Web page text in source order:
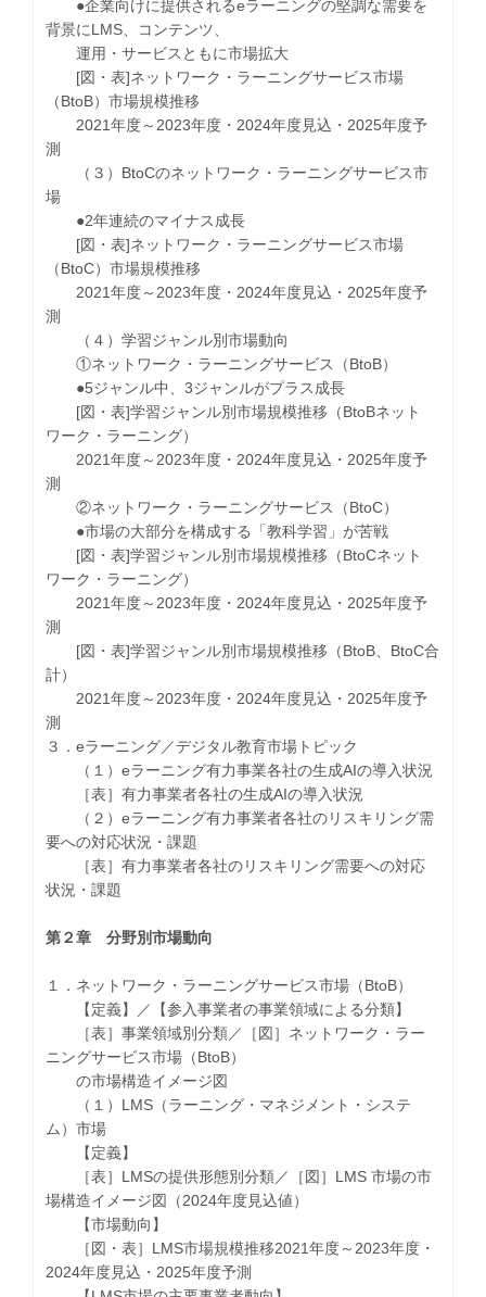
●企業向けに提供されるeラーニングの堅調な需要を
背景にLMS、コンテンツ、
運用・サービスともに市場拡大
[図・表]ネットワーク・ラーニングサービス市場
（BtoB）市場規模推移
2021年度～2023年度・2024年度見込・2025年度予
測
（３）BtoCのネットワーク・ラーニングサービス市
場
●2年連続のマイナス成長
[図・表]ネットワーク・ラーニングサービス市場
（BtoC）市場規模推移
2021年度～2023年度・2024年度見込・2025年度予
測
（４）学習ジャンル別市場動向
①ネットワーク・ラーニングサービス（BtoB）
●5ジャンル中、3ジャンルがプラス成長
[図・表]学習ジャンル別市場規模推移（BtoBネット
ワーク・ラーニング）
2021年度～2023年度・2024年度見込・2025年度予
測
②ネットワーク・ラーニングサービス（BtoC）
●市場の大部分を構成する「教科学習」が苦戦
[図・表]学習ジャンル別市場規模推移（BtoCネット
ワーク・ラーニング）
2021年度～2023年度・2024年度見込・2025年度予
測
[図・表]学習ジャンル別市場規模推移（BtoB、BtoC合
計）
2021年度～2023年度・2024年度見込・2025年度予
測
３．eラーニング／デジタル教育市場トピック
（１）eラーニング有力事業各社の生成AIの導入状況
［表］有力事業者各社の生成AIの導入状況
（２）eラーニング有力事業者各社のリスキリング需
要への対応状況・課題
［表］有力事業者各社のリスキリング需要への対応
状況・課題
第２章 分野別市場動向
１．ネットワーク・ラーニングサービス市場（BtoB）
【定義】／【参入事業者の事業領域による分類】
［表］事業領域別分類／［図］ネットワーク・ラー
ニングサービス市場（BtoB）
の市場構造イメージ図
（１）LMS（ラーニング・マネジメント・システ
ム）市場
【定義】
［表］LMSの提供形態別分類／［図］LMS 市場の市
場構造イメージ図（2024年度見込値）
【市場動向】
［図・表］LMS市場規模推移2021年度～2023年度・
2024年度見込・2025年度予測